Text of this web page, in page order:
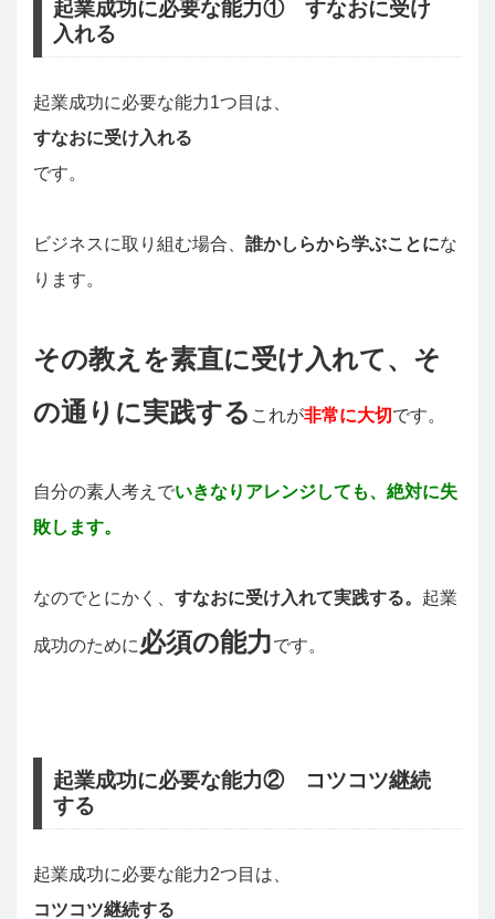
起業成功に必要な能力① すなおに受け
入れる
起業成功に必要な能力1つ目は、
すなおに受け入れる
です。
ビジネスに取り組む場合、 誰かしらから学ぶことにな
ります。
その教えを素直に受け入れて、そ
の通りに実践する これが非常に大切です。
自分の素人考えでいきなりアレンジしても、絶対に失
敗します。
なのでとにかく、 すなおに受け入れて実践する。 起業
成功のために必須の能力です。
起業成功に必要な能力② コツコツ継続
する
起業成功に必要な能力2つ目は、
コツコツ継続する